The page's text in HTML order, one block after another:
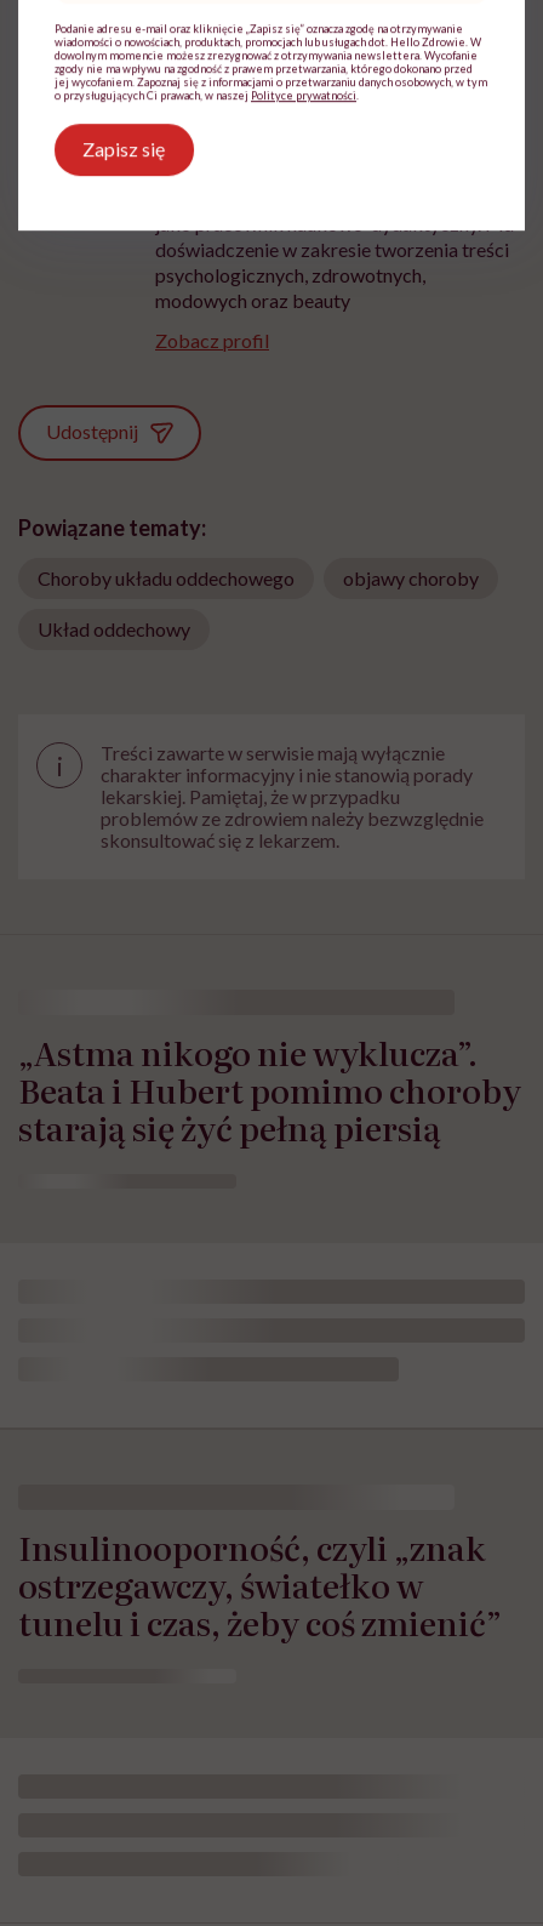
Karolina Sęczkowska
Z wykształcenia psycholog. Pracuje na
doświadczenie w zakresie tworzenia treści
psychologicznych, zdrowotnych,
modowych oraz beauty
Zobacz profil
Udostępnij
Powiązane tematy:
Choroby układu oddechowego objawy choroby
Układ oddechowy
i
Treści zawarte w serwisie mają wyłącznie
charakter informacyjny i nie stanowią porady
lekarskiej. Pamiętaj, że w przypadku
problemów ze zdrowiem należy bezwzględnie
skonsultować się z lekarzem.
„Astma nikogo nie wyklucza”.
Beata i Hubert pomimo choroby
starają się żyć pełną piersią
Insulinooporność, czyli „znak
ostrzegawczy, światełko w
tunelu i czas, żeby coś zmienić”
Podanie adresu e-mail oraz kliknięcie „Zapisz się” oznacza zgodę na otrzymywanie
wiadomości o nowościach, produktach, promocjach lub usługach dot. Hello Zdrowie. W
dowolnym momencie możesz zrezygnować z otrzymywania newslettera. Wycofanie
zgody nie ma wpływu na zgodność z prawem przetwarzania, którego dokonano przed
jej wycofaniem. Zapoznaj się z informacjami o przetwarzaniu danych osobowych, w tym
o przysługujących Ci prawach, w naszej Polityce prywatności
Zapisz się